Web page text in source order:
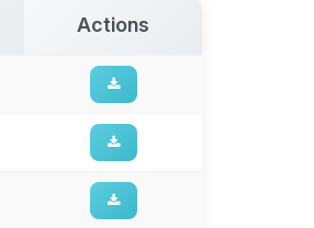
Actions